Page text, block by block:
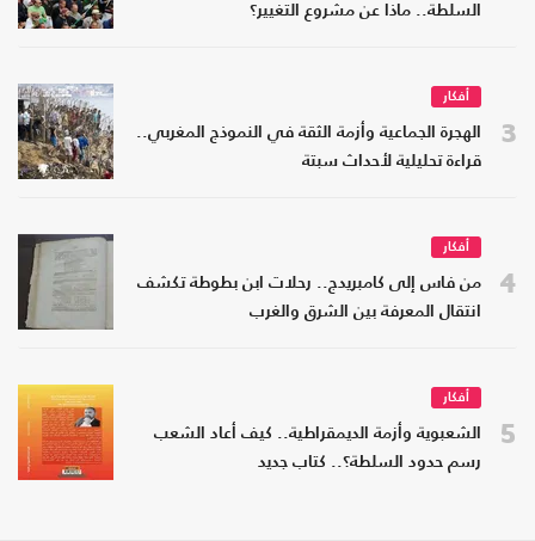
السلطة.. ماذا عن مشروع التغيير؟
3
أفكار
الهجرة الجماعية وأزمة الثقة في النموذج المغربي..
قراءة تحليلية لأحداث سبتة
4
أفكار
من فاس إلى كامبريدج.. رحلات ابن بطوطة تكشف
انتقال المعرفة بين الشرق والغرب
5
أفكار
الشعبوية وأزمة الديمقراطية.. كيف أعاد الشعب
رسم حدود السلطة؟.. كتاب جديد